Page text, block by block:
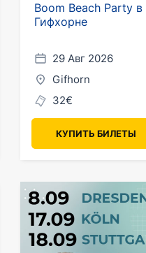
Boom Beach Party в
Гифхорне
29 Авг 2026
Gifhorn
32€
КУПИТЬ БИЛЕТЫ